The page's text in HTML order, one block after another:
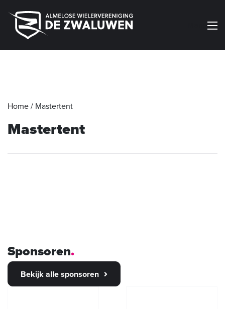
Home / Mastertent
Mastertent
Sponsoren
Bekijk alle sponsoren